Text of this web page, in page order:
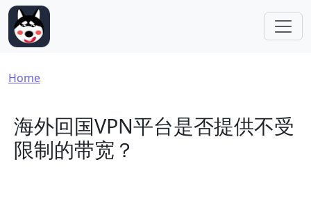
Skip to main content
Breadcrumb
Home
海外回国VPN平台是否提供不受
限制的带宽？